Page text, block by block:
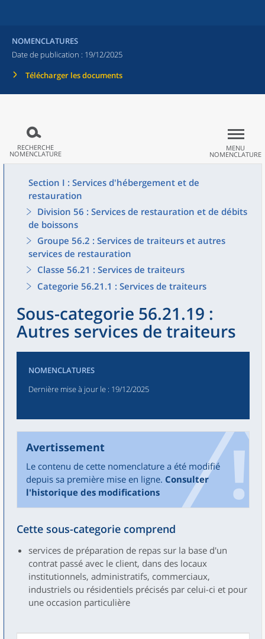
NOMENCLATURES
Date de publication : 19/12/2025
Télécharger les documents
RECHERCHE
NOMENCLATURE
MENU
NOMENCLATURE
Section I : Services d'hébergement et de
restauration
Division 56 : Services de restauration et de débits
de boissons
Groupe 56.2 : Services de traiteurs et autres
services de restauration
Classe 56.21 : Services de traiteurs
Categorie 56.21.1 : Services de traiteurs
Sous-categorie 56.21.19 :
Autres services de traiteurs
NOMENCLATURES
Dernière mise à jour le : 19/12/2025
Avertissement
Le contenu de cette nomenclature a été modifié
depuis sa première mise en ligne. Consulter
l'historique des modifications
Cette sous-categorie comprend
services de préparation de repas sur la base d'un
contrat passé avec le client, dans des locaux
institutionnels, administratifs, commerciaux,
industriels ou résidentiels précisés par celui-ci et pour
une occasion particulière